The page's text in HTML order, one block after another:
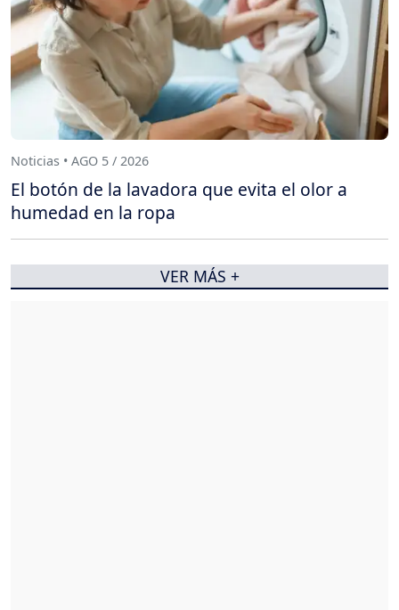
Noticias • AGO 5 / 2026
El botón de la lavadora que evita el olor a
humedad en la ropa
VER MÁS +